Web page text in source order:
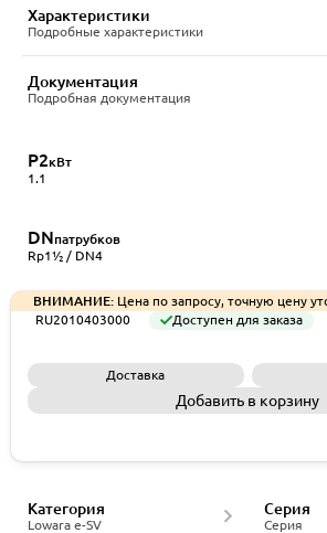
Характеристики
Подробные характеристики
Документация
Подробная документация
P2кВт
1.1
DNпатрубков
Rp1½ / DN4
ВНИМАНИЕ: Цена по запросу, точную цену
RU2010403000
Доступен для заказа
Доставка
Добавить в корзину
Lowara e-SV
Категория
Серия
Серия